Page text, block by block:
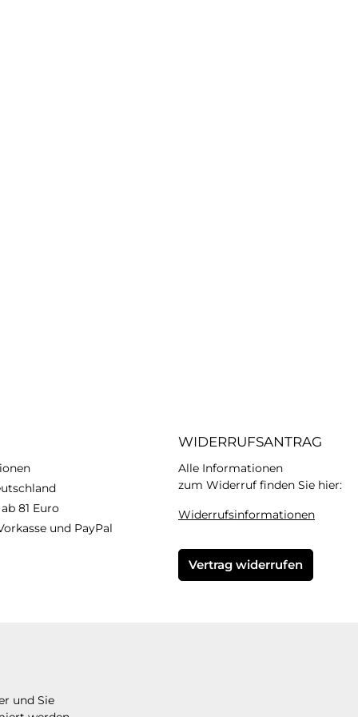
81 Euro
und PayPal
WIDERRUFSANTRAG
Alle Informationen
zum Widerruf finden Sie hier:
Widerrufsinformationen
Vertrag widerrufen
und Sie